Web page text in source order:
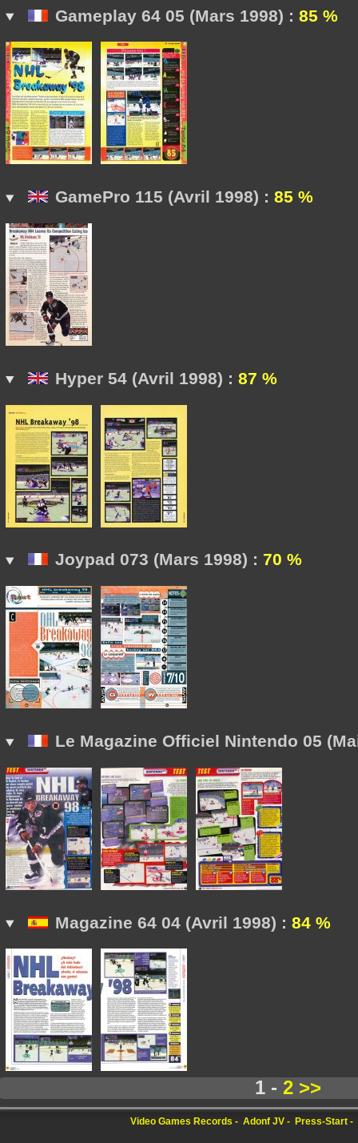
Gameplay 64 05 (Mars 1998) : 85 %
GamePro 115 (Avril 1998) : 85 %
Hyper 54 (Avril 1998) : 87 %
Joypad 073 (Mars 1998) : 70 %
Le Magazine Officiel Nintendo 05
Magazine 64 04 (Avril 1998) : 84 %
1 - 2>>
Video Games Records Adonf JV Press-Start